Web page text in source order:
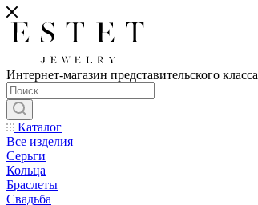
Интернет-магазин представительского класса
Каталог
Все изделия
Серьги
Кольца
Браслеты
Свадьба